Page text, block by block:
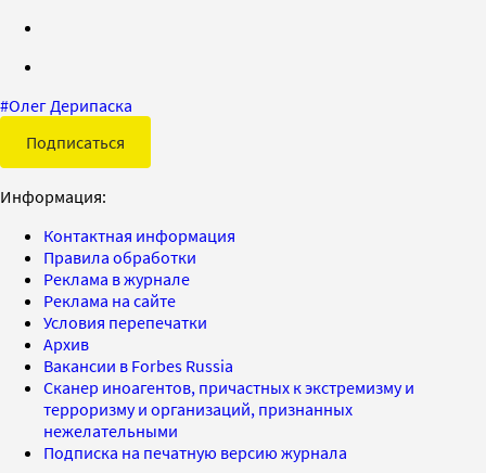
#Олег Дерипаска
Подписаться
Информация:
Контактная информация
Правила обработки
Реклама в журнале
Реклама на сайте
Условия перепечатки
Архив
Вакансии в Forbes Russia
Сканер иноагентов, причастных к экстремизму и
терроризму и организаций, признанных
нежелательными
Подписка на печатную версию журнала